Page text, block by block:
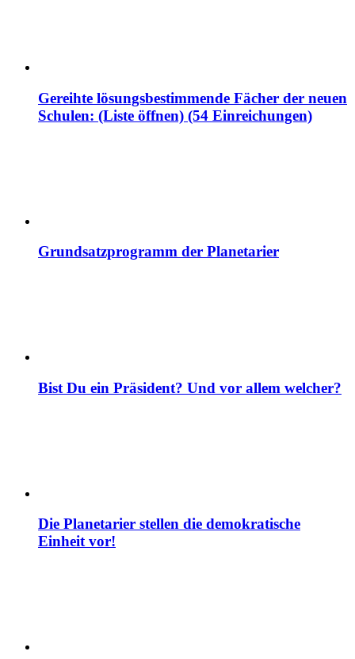
Gereihte lösungsbestimmende Fächer der neuen
Schulen: (Liste öffnen) (54 Einreichungen)
Grundsatzprogramm der Planetarier
Bist Du ein Präsident? Und vor allem welcher?
Die Planetarier stellen die demokratische
Einheit vor!